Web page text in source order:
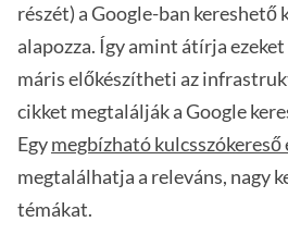
részét) a Google-ban kereshető
alapozza. Így amint átírja
máris előkészítheti az
cikket megtalálják a Google
Egymegbízható kulcsszókereső
megtalálhatja a releváns, nagy
témákat.